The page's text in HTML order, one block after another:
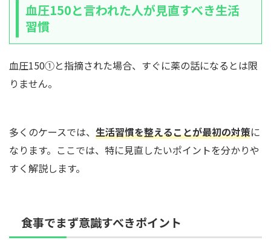
血圧150と言われた人が見直すべき生活
習慣
血圧150①と指摘された場合、すぐに薬の話になるとは限
りません。
多くのケースでは、 生活習慣を整えることが最初の対策に
なります。ここでは、特に見直したいポイントを分かりや
すく解説します。
食事でまず意識すべきポイント